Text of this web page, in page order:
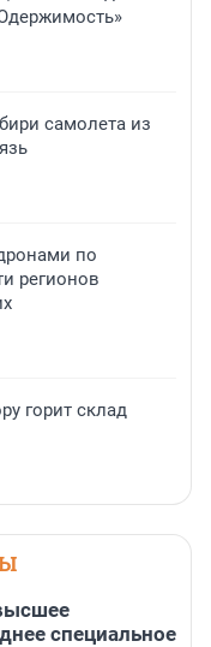
самолета из
по
регионов
горит склад
специальное